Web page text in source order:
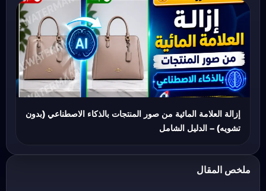
إزالة العلامة المائية من صور المنتجات بالذكاء الاصطناعي (بدون
تشويه) – الدليل الشامل
ملخص المقال